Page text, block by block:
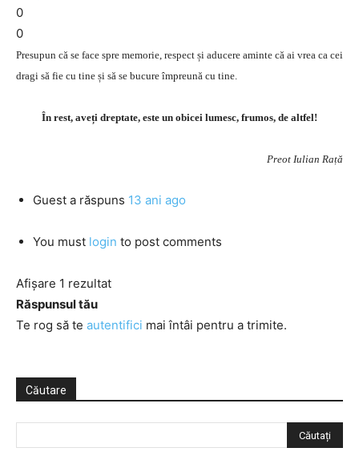
0
0
Presupun că se face spre memorie, respect și aducere aminte că ai vrea ca cei
dragi să fie cu tine și să se bucure împreună cu tine.
În rest, aveți dreptate, este un obicei lumesc, frumos, de altfel!
Preot Iulian Rață
Guest a răspuns 13 ani ago
You must login to post comments
Afișare 1 rezultat
Răspunsul tău
Te rog să te autentifici mai întâi pentru a trimite.
Căutare